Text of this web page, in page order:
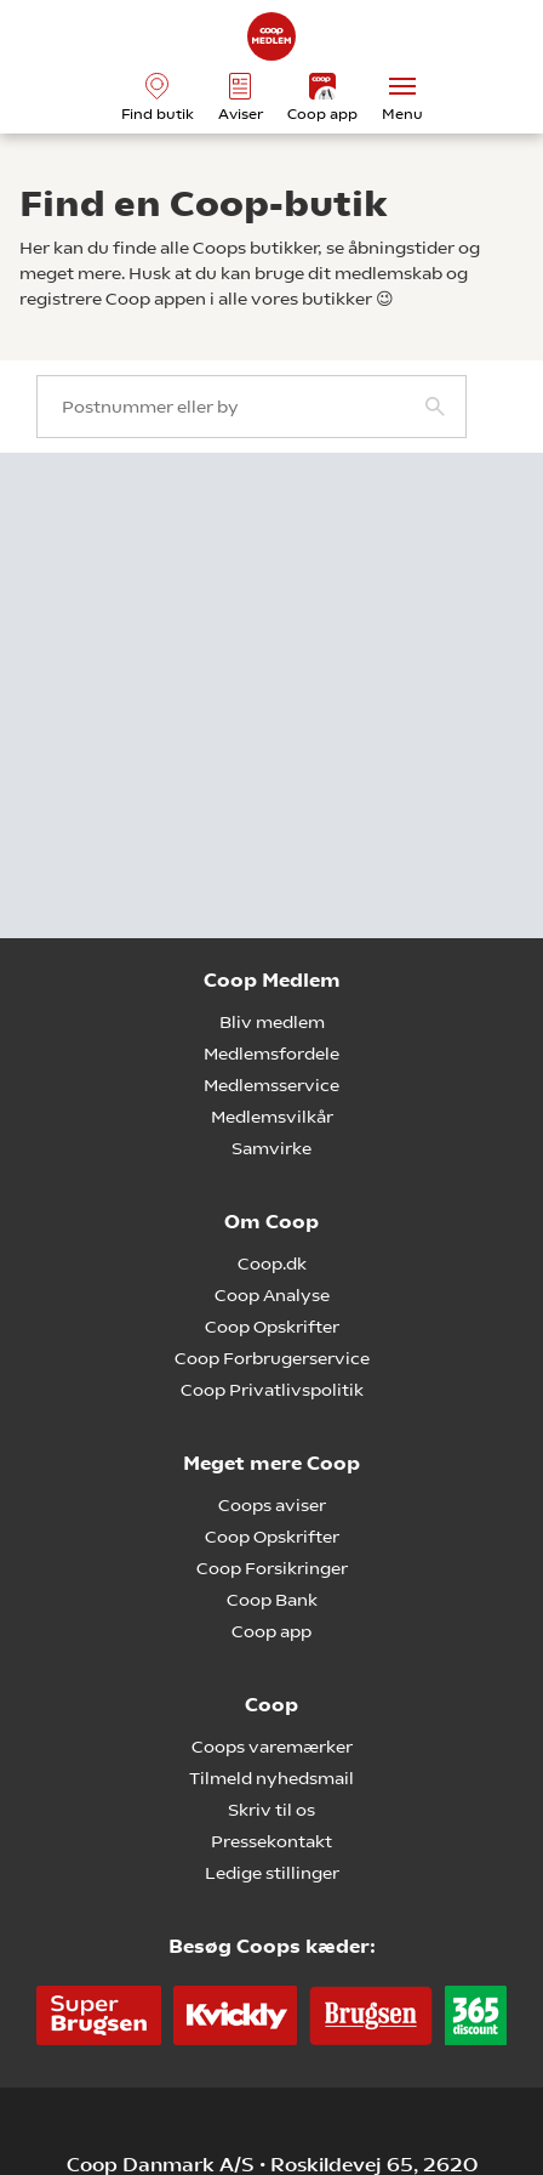
Find butik Aviser Coop app Menu
Find en Coop-butik
Her kan du finde alle Coops butikker, se åbningstider og
meget mere. Husk at du kan bruge dit medlemskab og
registrere Coop appen i alle vores butikker 😉
Coop Medlem
Bliv medlem
Medlemsfordele
Medlemsservice
Medlemsvilkår
Samvirke
Om Coop
Coop.dk
Coop Analyse
Coop Opskrifter
Coop Forbrugerservice
Coop Privatlivspolitik
Meget mere Coop
Coops aviser
Coop Opskrifter
Coop Forsikringer
Coop Bank
Coop app
Coop
Coops varemærker
Tilmeld nyhedsmail
Skriv til os
Pressekontakt
Ledige stillinger
Besøg Coops kæder:
Coop Danmark A/S • Roskildevej 65, 2620